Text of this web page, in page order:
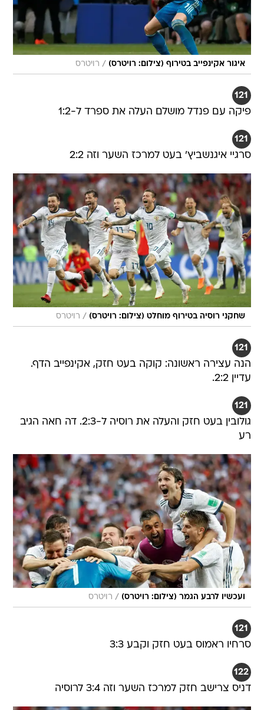
איגור אקינפייב בטירוף (צילום: רויטרס) / רויטרס
121
פיקה עם פנדל מושלם העלה את ספרד ל-1:2
121
סרגיי איגנשביץ' בעט למרכז השער וזה 2:2
שחקני רוסיה בטירוף מוחלט (צילום: רויטרס) / רויטרס
121
הנה עצירה ראשונה: קוקה בעט חזק, אקינפייב הדף.
עדיין 2:2.
121
גולובין בעט חזק והעלה את רוסיה ל-2:3. דה חאה הגיב
רע
ועכשיו לרבע הגמר (צילום: רויטרס) / רויטרס
121
סרחיו ראמוס בעט חזק וקבע 3:3
122
דניס צרישב חזק למרכז השער וזה 3:4 לרוסיה